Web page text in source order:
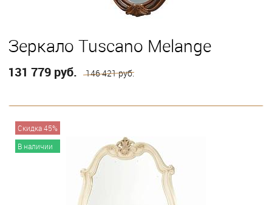
Зеркало Tuscano Melange
131 779 руб. 146 421 руб.
Скидка 45%
В наличии